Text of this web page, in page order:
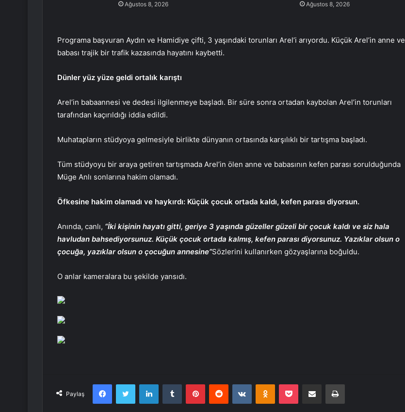
Ağustos 8, 2026 Ağustos 8, 2026
Programa başvuran Aydın ve Hamidiye çifti, 3 yaşındaki torunları Arel’i arıyordu. Küçük Arel’in anne ve
babası trajik bir trafik kazasında hayatını kaybetti.
Dünler yüz yüze geldi ortalık karıştı
Arel’in babaannesi ve dedesi ilgilenmeye başladı. Bir süre sonra ortadan kaybolan Arel’in torunları
tarafından kaçırıldığı iddia edildi.
Muhatapların stüdyoya gelmesiyle birlikte dünyanın ortasında karşılıklı bir tartışma başladı.
Tüm stüdyoyu bir araya getiren tartışmada Arel’in ölen anne ve babasının kefen parası sorulduğunda
Müge Anlı sonlarına hakim olamadı.
Öfkesine hakim olamadı ve haykırdı: Küçük çocuk ortada kaldı, kefen parası diyorsun.
Anında, canlı, “İki kişinin hayatı gitti, geriye 3 yaşında güzeller güzeli bir çocuk kaldı ve siz hala
havludan bahsediyorsunuz. Küçük çocuk ortada kalmış, kefen parası diyorsunuz. Yazıklar olsun o
çocuğa, yazıklar olsun o çocuğun annesine”Sözlerini kullanırken gözyaşlarına boğuldu.
O anlar kameralara bu şekilde yansıdı.
Paylaş
FacebookTwitter LinkedInTumblr PinterestReddit VKontakteOdnoklassniki
Pocket E-Posta ile paylaş Yazdır